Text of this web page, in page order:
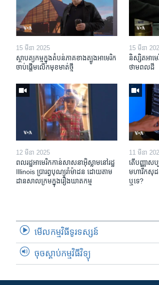
15 មីនា 2025
ស្ថាបត្យកម្ម​ក្នុង​តំបន់​ភាគ​ខាង​ត្បូង​អាមេរិក​
ចាប់ផ្តើម​លើក​មុខមាត់​ថ្មី
15 មីនា
និស្សិត​អាមេ
ថាមពល​ដី
12 មីនា 2025
ពលរដ្ឋអាមេរិក​កាន់សាសនា​អ៊ិស្លាម​នៅរដ្ឋ
Illinois ​ប្រារព្វបុណ្យរ៉ាម៉ាដន ​ដោយ​តាម​
ដាន​​សាលក្រមក្នុងរឿងឃាតកម្ម
11 មីនា
តើ​បញ្ញាស
មហារីក​សុដ
ឬ​ទេ?
មើល​កម្មវិធី​ទូរទស្សន៍
ចុចស្តាប់កម្មវិធីវិទ្យុ